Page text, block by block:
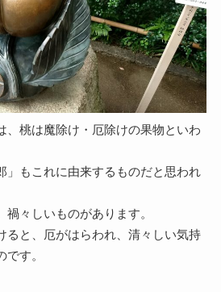
、桃は魔除け・厄除けの果物といわ
」もこれに由来するものだと思われ
々しいものがあります。
ると、厄がはらわれ、清々しい気持
す。